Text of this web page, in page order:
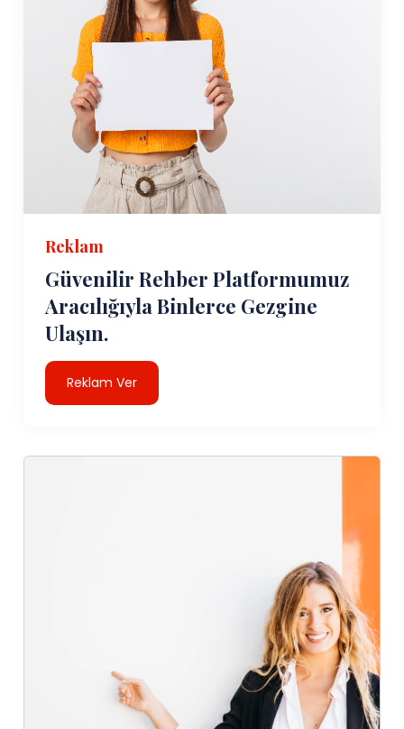
Reklam
Güvenilir Rehber Platformumuz
Aracılığıyla Binlerce Gezgine
Ulaşın.
Reklam Ver